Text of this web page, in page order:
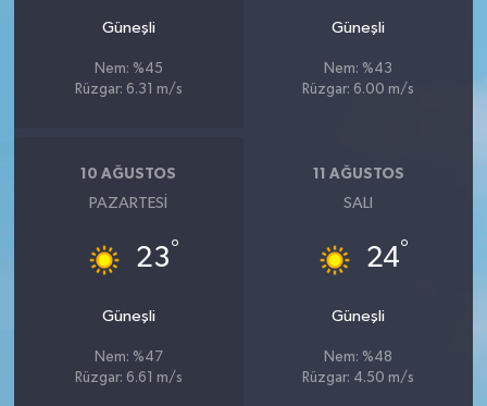
Güneşli
Nem: %45
Rüzgar: 6.31 m/s
Güneşli
Nem: %43
Rüzgar: 6.00 m/s
10 AĞUSTOS
PAZARTESI
23°
Güneşli
Nem: %47
Rüzgar: 6.61 m/s
11 AĞUSTOS
SALI
24°
Güneşli
Nem: %48
Rüzgar: 4.50 m/s